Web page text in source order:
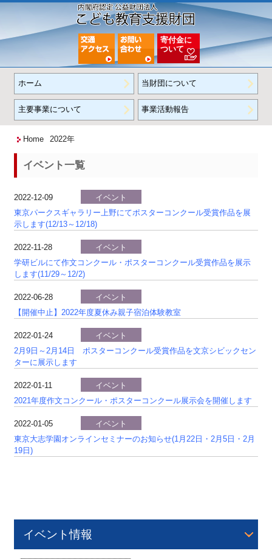
寄付金に
ついて
ホーム 当財団について
主要事業について 事業活動報告
Home 2022年
イベント一覧
2022-12-09
イベント
東京パークスギャラリー上野にてポスターコンクール受賞作品を展
示します(12/13～12/18)
2022-11-28
イベント
学研ビルにて作文コンクール・ポスターコンクール受賞作品を展示
します(11/29～12/2)
2022-06-28
イベント
【開催中止】2022年度夏休み親子宿泊体験教室
2022-01-24
イベント
2月9日～2月14日 ポスターコンクール受賞作品を文京シビックセン
ターに展示します
2022-01-11
イベント
2021年度作文コンクール・ポスターコンクール展示会を開催します
2022-01-05
イベント
東京大志学園オンラインセミナーのお知らせ(1月22日・2月5日・2月
19日)
イベント情報